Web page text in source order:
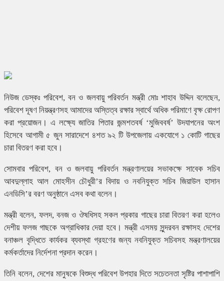
নিউজ ডেস্কঃ পরিবেশ, বন ও জলবায়ু পরিবর্তন মন্ত্রী মোঃ শাহাব উদ্দিন বলেছেন,
পরিবেশ দূষণ নিয়ন্ত্রণসহ আমাদের অস্তিত্ব রক্ষার স্বার্থে অধিক পরিমাণে বৃক্ষ রোপণ
করা প্রয়োজন। এ লক্ষ্যে জাতির পিতার জন্মশতবর্ষ ‘মুজিববর্ষ’ উদযাপনের অংশ
হিসেবে আগামী ৫ জুন সারাদেশে ৪শত ৯২ টি উপজেলায় একযোগে ১ কোটি গাছের
চারা বিতরণ করা হবে।
সোমবার পরিবেশ, বন ও জলবায়ু পরিবর্তন মন্ত্রণালয়ের সভাকক্ষে সাবেক সচিব
আবদুল্লাহ আল মোহসীন চৌধুরী’র বিদায় ও নবনিযুক্ত সচিব জিয়াউল হাসান
এনডিসি’র বরণ অনুষ্ঠানে এসব কথা বলেন।
মন্ত্রী বলেন, ফলদ, বনজ ও ঔষধিসহ সকল প্রকার গাছের চারা বিতরণ করা হলেও
দেশীয় ফলজ গাছকে অগ্রাধিকার দেয়া হবে। মন্ত্রী এসময় সুন্দরবন রক্ষাসহ দেশের
বনাঞ্চল বৃদ্ধিতে কার্যকর ব্যবস্থা গ্রহণের জন্য নবনিযুক্ত সচিবসহ মন্ত্রণালয়ের
কর্মকর্তাদের নির্দেশনা প্রদান করেন।
তিনি বলেন, দেশের মানুষকে বিশুদ্ধ পরিবেশ উপহার দিতে সচেতনতা সৃষ্টির পাশাপাশি